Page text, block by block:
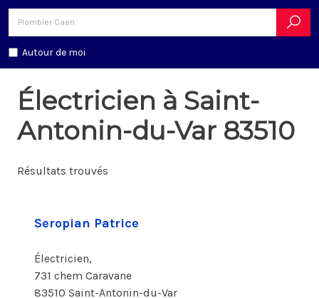
Autour de moi
Électricien à Saint-
Antonin-du-Var 83510
Résultats trouvés
Seropian Patrice
Électricien,
731 chem Caravane
83510 Saint-Antonin-du-Var